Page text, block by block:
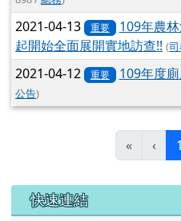
2021-04-13 重要
109年農
起開始全面展開實地訪查!! (
2021-04-12 重要 109年度
公告)
« ‹ 1
右邊區域內容
快速連結